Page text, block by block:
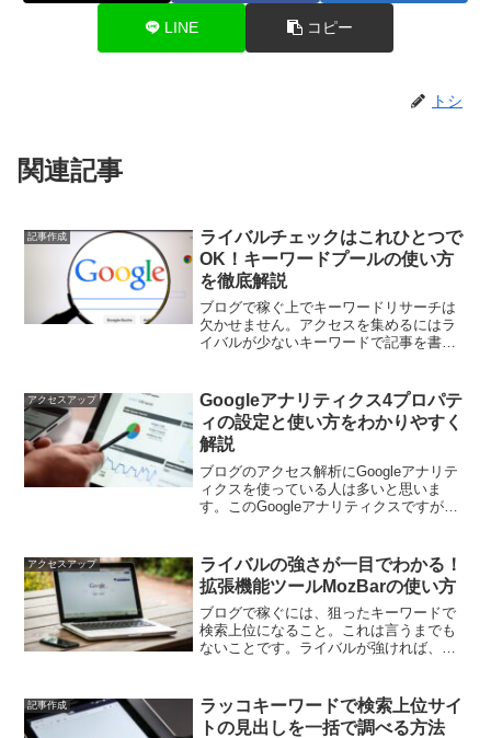
LINE コピー
トシ
関連記事
記事作成
ライバルチェックはこれひとつで
OK！キーワードプールの使い方
を徹底解説
ブログで稼ぐ上でキーワードリサーチは
欠かせません。アクセスを集めるにはラ
イバルが少ないキーワードで記事を書く
査ができるツールはいろいろあります
が、使い勝手のいいものはな...
アクセスアップ
Googleアナリティクス4プロパテ
ィの設定と使い方をわかりやすく
解説
ブログのアクセス解析にGoogleアナリテ
ィクスを使っている人は多いと思いま
す。このGoogleアナリティクスですが、
サル アナリティクスでは標準プロパティ
で...
アクセスアップ
ライバルの強さが一目でわかる！
拡張機能ツールMozBarの使い方
ブログで稼ぐには、狙ったキーワードで
検索上位になること。これは言うまでも
ないことです。ライバルが強ければ、い
どうすればいいのか？一番簡単なのは、
ライバルのドメインパワー...
記事作成
ラッコキーワードで検索上位サイ
トの見出しを一括で調べる方法